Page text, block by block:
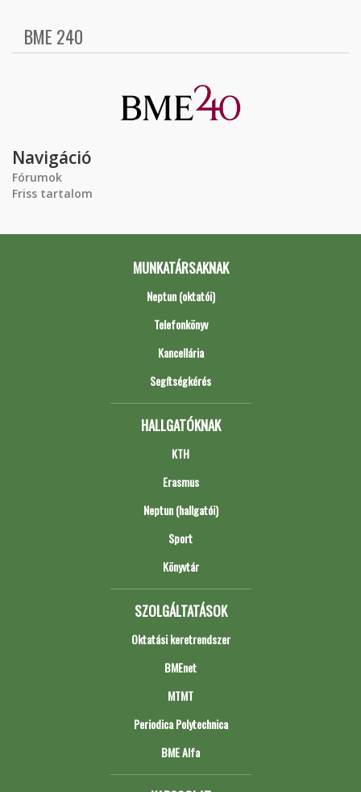
BME 240
Navigáció
Fórumok
Friss tartalom
MUNKATÁRSAKNAK
Neptun (oktatói)
Telefonkönyv
Kancellária
Segítségkérés
HALLGATÓKNAK
KTH
Erasmus
Neptun (hallgatói)
Sport
Könyvtár
SZOLGÁLTATÁSOK
Oktatási keretrendszer
BMEnet
MTMT
Periodica Polytechnica
BME Alfa